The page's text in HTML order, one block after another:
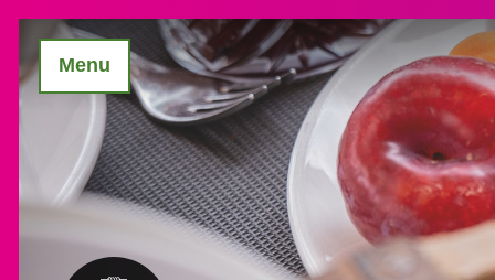
Menu